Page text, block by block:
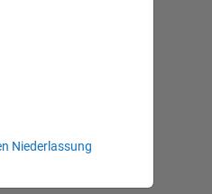
Niederlassung